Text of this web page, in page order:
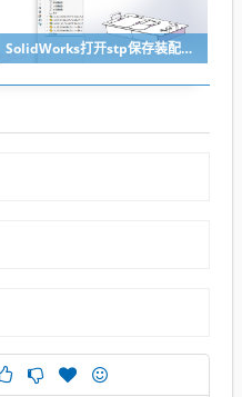
SolidWorks打开stp保存装配体子零件没有保存怎么办？